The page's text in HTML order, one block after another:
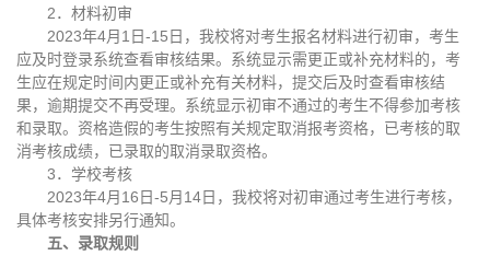
2．材料初审
2023年4月1日-15日，我校将对考生报名材料进行初审，考生
应及时登录系统查看审核结果。系统显示需更正或补充材料的，考
生应在规定时间内更正或补充有关材料，提交后及时查看审核结
果，逾期提交不再受理。系统显示初审不通过的考生不得参加考核
和录取。资格造假的考生按照有关规定取消报考资格，已考核的取
消考核成绩，已录取的取消录取资格。
3．学校考核
2023年4月16日-5月14日，我校将对初审通过考生进行考核，
具体考核安排另行通知。
五、录取规则